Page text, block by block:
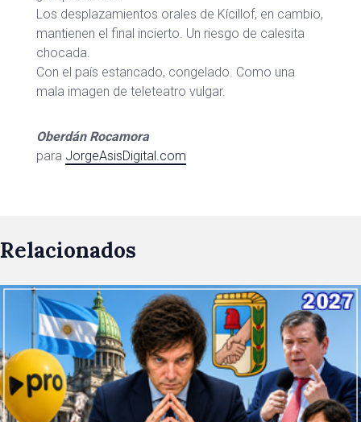
Los desplazamientos orales de Kícillof, en cambio,
mantienen el final incierto. Un riesgo de calesita
chocada.
Con el país estancado, congelado. Como una
mala imagen de teleteatro vulgar.
Oberdán Rocamora
para JorgeAsisDigital.com
Relacionados